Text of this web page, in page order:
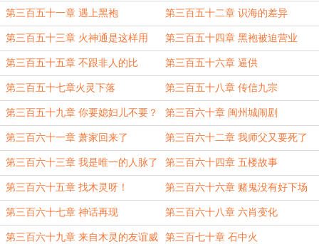
第三百五十一章 遇上黑袍 第三百五十二章 识海的差异
第三百五十三章 火神通是这样用
的？
第三百五十四章 黑袍被迫营业
第三百五十五章 不跟非人的比 第三百五十六章 逼供
第三百五十七章火灵下落 第三百五十八章 传信九宗
第三百五十九章 你要媳妇儿不要？ 第三百六十章 闽州城闹剧
第三百六十一章 萧家回来了 第三百六十二章 我师父又要死了
第三百六十三章 我是唯一的人脉了 第三百六十四章 五楼故事
第三百六十五章 找木灵呀！ 第三百六十六章 赌鬼没有好下场
第三百六十七章 神话再现 第三百六十八章 六肖变化
第三百六十九章 来自木灵的友谊威 第三百七十章 石中火